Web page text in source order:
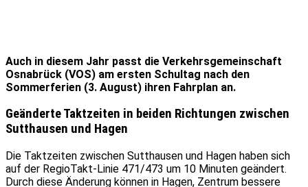
Auch in diesem Jahr passt die Verkehrsgemeinschaft
Osnabrück (VOS) am ersten Schultag nach den
Sommerferien (3. August) ihren Fahrplan an.
Geänderte Taktzeiten in beiden Richtungen zwischen
Sutthausen und Hagen
Die Taktzeiten zwischen Sutthausen und Hagen haben sich
auf der RegioTakt-Linie 471/473 um 10 Minuten geändert.
Durch diese Änderung können in Hagen, Zentrum bessere